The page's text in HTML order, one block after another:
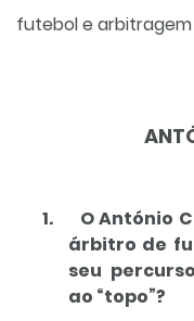
futebol e
1.
O António
árbitro de
seu
ao “topo”?